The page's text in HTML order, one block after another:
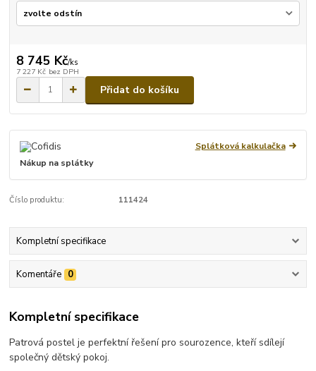
8 745 Kč/ks
7 227 Kč bez DPH
Přidat do košíku
Splátková kalkulačka
Nákup na splátky
Číslo produktu: 111424
Kompletní specifikace
Komentáře 0
Kompletní specifikace
Patrová postel je perfektní řešení pro sourozence, kteří sdílejí
společný dětský pokoj.